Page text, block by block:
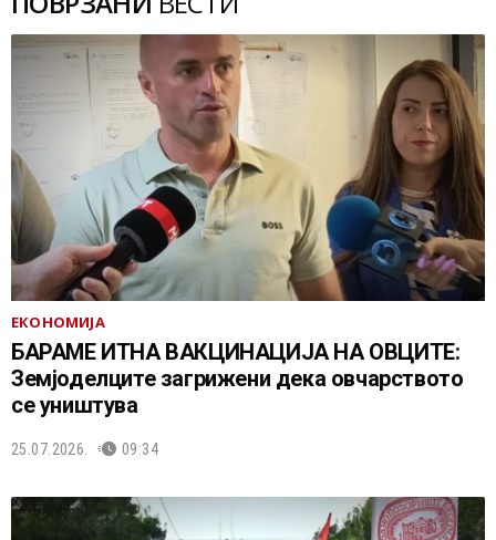
ЕКОНОМИЈА
БАРАМЕ ИТНА ВАКЦИНАЦИЈА НА ОВЦИТЕ:
Земјоделците загрижени дека овчарството
се уништува
25.07.2026. 09:34